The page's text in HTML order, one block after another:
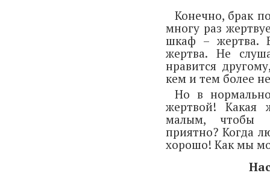
Конечно, брак
многу раз
шкаф – жертва.
жертва. Не
нравится
кем и тем более
Но в
жертвой! Какая
малым, чтобы
приятно? Когда
хорошо! Как мы